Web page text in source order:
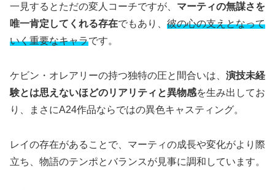
一見するとただの変人コーチですが、 マーティの無謀さを
唯一肯定してくれる存在でもあり、 彼の心の支えとなって
いく重要なキャラです。
ケビン・オレアリーの持つ独特の圧と間合いは、 演技未経
験とは思えないほどのリアリティと異物感を生み出してお
り、まさにA24作品ならではの異色キャスティング。
レイの存在があることで、マーティの成長や変化がより際
立ち、物語のテンポとバランスが見事に調和しています。